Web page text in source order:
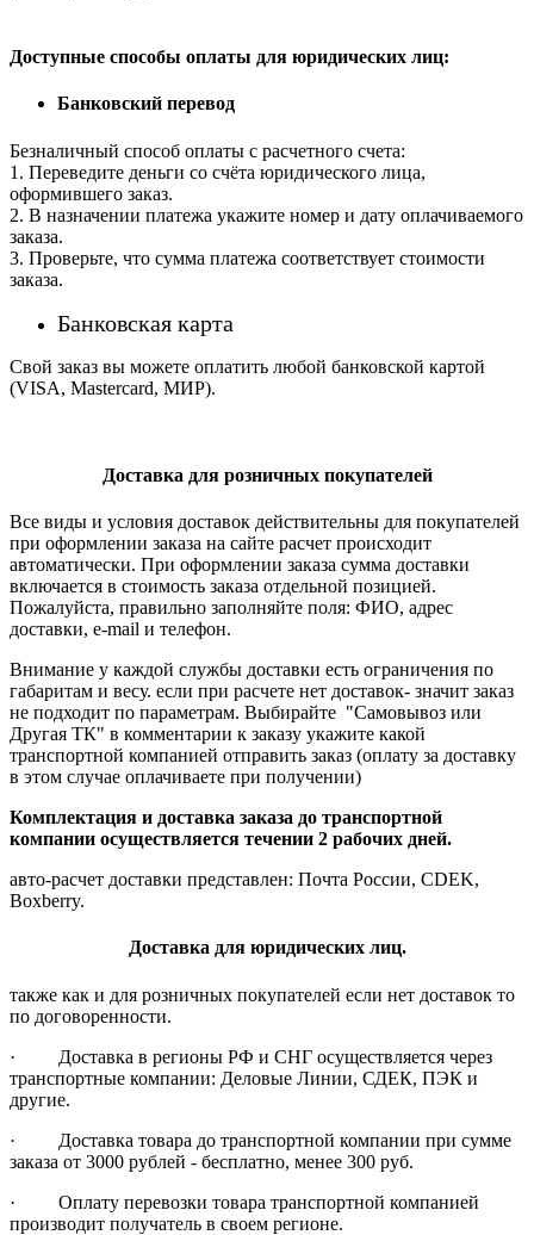
Доступные способы оплаты для юридических лиц:
Банковский перевод
Безналичный способ оплаты с расчетного счета:
1. Переведите деньги со счёта юридического лица,
оформившего заказ.
2. В назначении платежа укажите номер и дату оплачиваемого
заказа.
3. Проверьте, что сумма платежа соответствует стоимости
заказа.
Банковская карта
Свой заказ вы можете оплатить любой банковской картой
(VISA, Mastercard, МИР).
Доставка для розничных покупателей
Все виды и условия доставок действительны для покупателей
при оформлении заказа на сайте расчет происходит
автоматически. При оформлении заказа сумма доставки
включается в стоимость заказа отдельной позицией.
Пожалуйста, правильно заполняйте поля: ФИО, адрес
доставки, e-mail и телефон.
Внимание у каждой службы доставки есть ограничения по
габаритам и весу. если при расчете нет доставок- значит заказ
не подходит по параметрам. Выбирайте "Самовывоз или
Другая ТК" в комментарии к заказу укажите какой
транспортной компанией отправить заказ (оплату за доставку
в этом случае оплачиваете при получении)
Комплектация и доставка заказа до транспортной
компании осуществляется течении 2 рабочих дней.
авто-расчет доставки представлен: Почта России, CDEK,
Boxberry.
Доставка для юридических лиц.
также как и для розничных покупателей если нет доставок то
по договоренности.
· Доставка в регионы РФ и СНГ осуществляется через
транспортные компании: Деловые Линии, СДЕК, ПЭК и
другие.
· Доставка товара до транспортной компании при сумме
заказа от 3000 рублей - бесплатно, менее 300 руб.
· Оплату перевозки товара транспортной компанией
производит получатель в своем регионе.